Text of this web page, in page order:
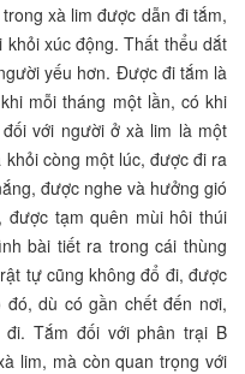
xà lim được dẫn đi tắm,
xúc động. Thất thểu dắt
yếu hơn. Được đi tắm là
mỗi tháng một lần, có khi
với người ở xà lim là một
còng một lúc, được đi ra
được nghe và hưởng gió
tạm quên mùi hôi thúi
bài tiết ra trong cái thùng
tự cũng không đổ đi, được
dù có gần chết đến nơi,
Tắm đối với phân trại B
lim, mà còn quan trọng với